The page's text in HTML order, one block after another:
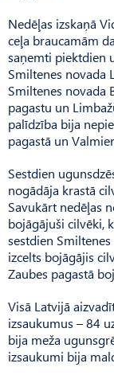
Nedēļas izskaņā
ceļa braucamām
saņemti piektdien
Smiltenes novada
Smiltenes novada
pagastu un
palīdzība bija
pagastā un
Sestdien
nogādāja krastā
Savukārt nedēļas
bojāgājuši cilvēki,
sestdien
izcelts bojāgājis
Zaubes pagastā
Visā Latvijā
izsaukumus – 84
bija meža
izsaukumi bija